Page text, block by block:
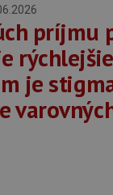
príjmu
je